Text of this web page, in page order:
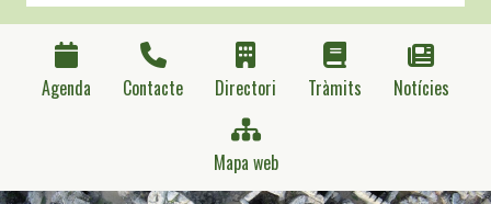
Agenda Contacte Directori Tràmits Notícies
Mapa web